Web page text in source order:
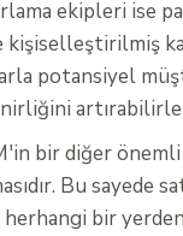
ekipleri ise
kişiselleştirilmiş
potansiyel
bir diğer önemli
Bu sayede
herhangi bir